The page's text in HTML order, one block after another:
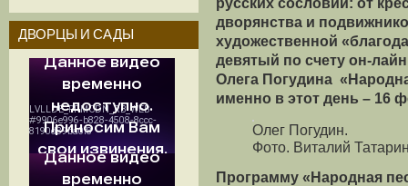
дворянства и
художественной
девятый по счету он-
Олега Погудина
именно в этот день – 16
Олег Погудин.
Фото. Виталий
Программу «Народная
ДВОРЦЫ И САДЫ